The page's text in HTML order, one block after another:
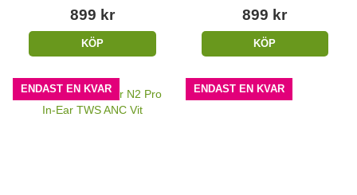
899 kr
KÖP
899 kr
KÖP
ENDAST EN KVAR ENDAST EN KVAR